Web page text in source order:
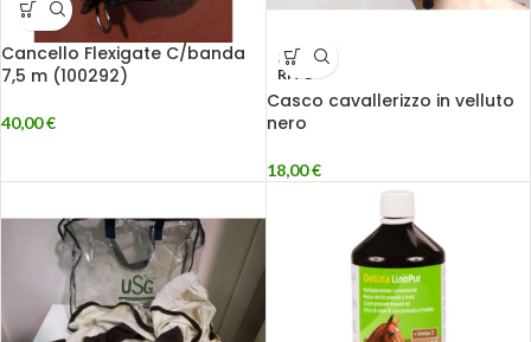
Cancello Flexigate C/banda
7,5 m (100292)
40,00€
ESAU
RITO
Casco cavallerizzo in velluto
nero
18,00€